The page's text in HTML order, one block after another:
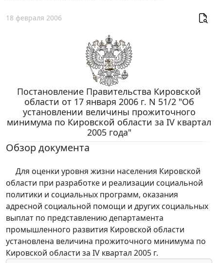
18 февраля 2006
Постановление Правительства Кировской
области от 17 января 2006 г. N 51/2 "Об
установлении величины прожиточного
минимума по Кировской области за IV квартал
2005 года"
Обзор документа
Для оценки уровня жизни населения Кировской
области при разработке и реализации социальной
политики и социальных программ, оказания
адресной социальной помощи и других социальных
выплат по представлению департамента
промышленного развития Кировской области
установлена величина прожиточного минимума по
Кировской области за IV квартал 2005 г.